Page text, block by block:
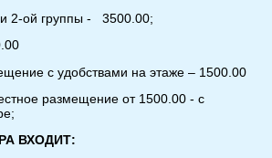
2-ой группы - 3500.00;
с удобствами на этаже – 1500.00
размещение от 1500.00 - с
ВХОДИТ: